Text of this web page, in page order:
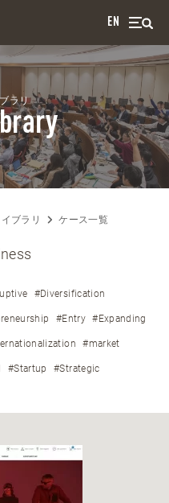
EN
ラリ
ブラリ ケース一覧
#Diversification
#Entry #Expanding
#market
#Startup #Strategic